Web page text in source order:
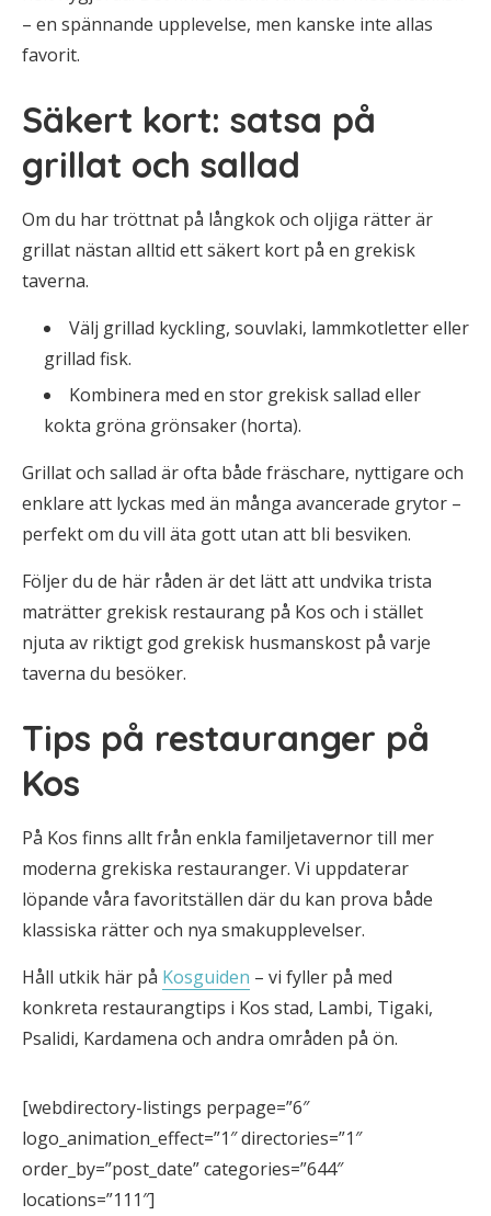
– en spännande upplevelse, men kanske inte allas
favorit.
Säkert kort: satsa på
grillat och sallad
Om du har tröttnat på långkok och oljiga rätter är
grillat nästan alltid ett säkert kort på en grekisk
taverna.
Välj grillad kyckling, souvlaki, lammkotletter eller
grillad fisk.
Kombinera med en stor grekisk sallad eller
kokta gröna grönsaker (horta).
Grillat och sallad är ofta både fräschare, nyttigare och
enklare att lyckas med än många avancerade grytor –
perfekt om du vill äta gott utan att bli besviken.
Följer du de här råden är det lätt att undvika trista
maträtter grekisk restaurang på Kos och i stället
njuta av riktigt god grekisk husmanskost på varje
taverna du besöker.
Tips på restauranger på
Kos
På Kos finns allt från enkla familjetavernor till mer
moderna grekiska restauranger. Vi uppdaterar
löpande våra favoritställen där du kan prova både
klassiska rätter och nya smakupplevelser.
Håll utkik här på Kosguiden – vi fyller på med
konkreta restaurangtips i Kos stad, Lambi, Tigaki,
Psalidi, Kardamena och andra områden på ön.
[webdirectory-listings perpage=”6″
logo_animation_effect=”1″ directories=”1″
order_by=”post_date” categories=”644″
locations=”111″]